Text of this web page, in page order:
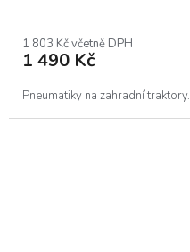
1 803 Kč včetně DPH
1 490 Kč
Pneumatiky na zahradní traktory.